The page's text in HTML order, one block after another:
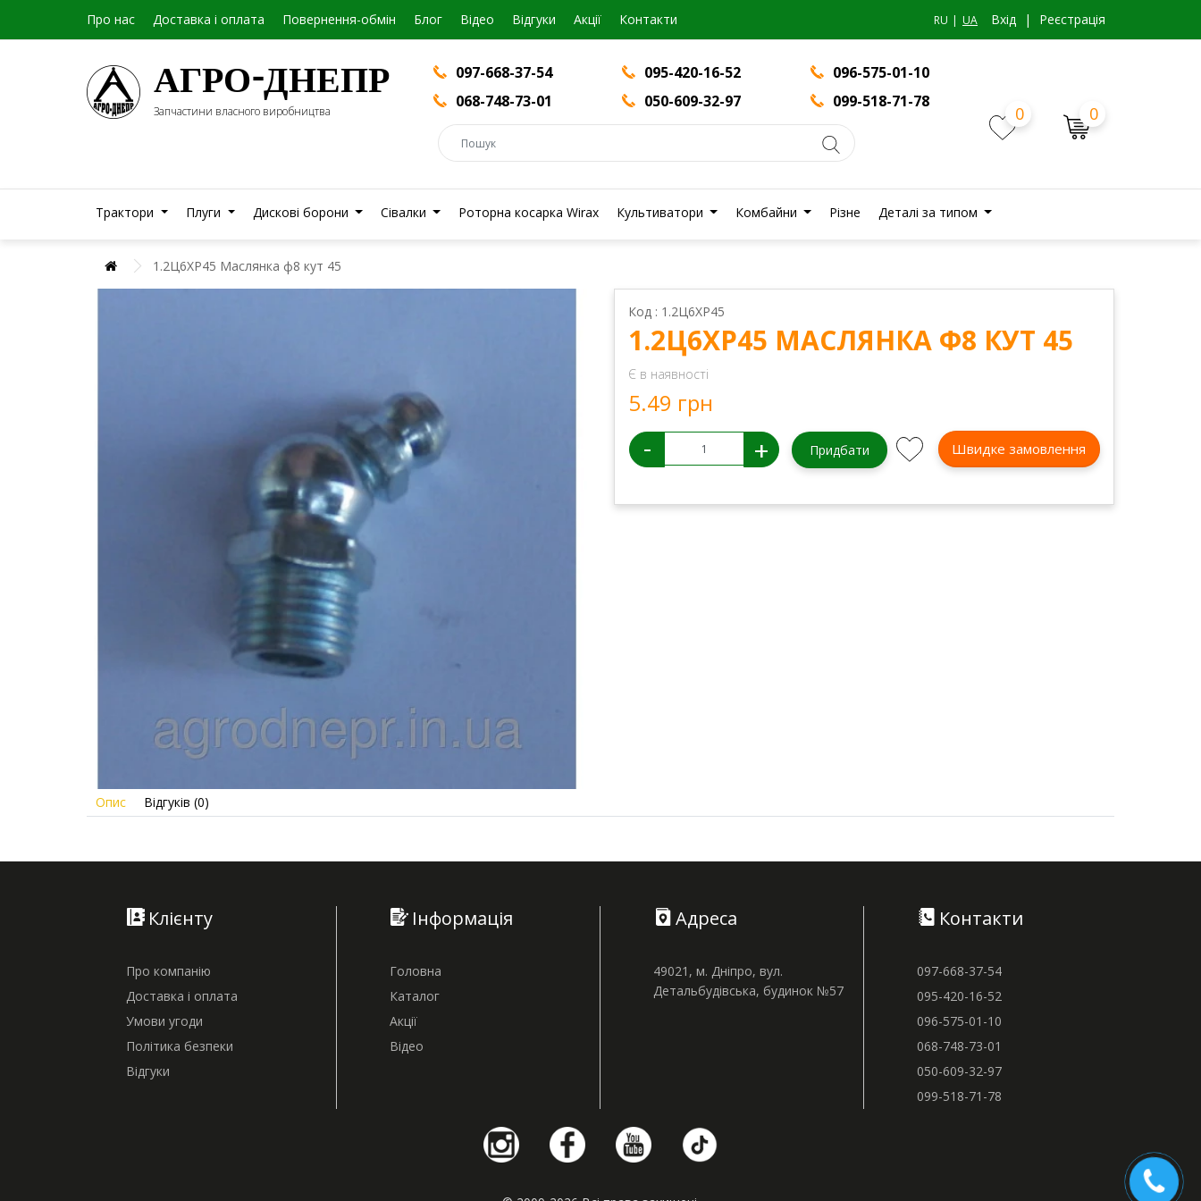
Про нас Доставка і оплата Повернення-обмін Блог Вiдео Відгуки Акції Контакти RU UA Вхiд | Реєстрація
АГРО-ДНЕПР
Запчастини власного виробництва
097-668-37-54 095-420-16-52
096-575-01-10
068-748-73-01
050-609-32-97 099-518-71-78
0 0
Трактори Плуги Дискові борони Сівалки Роторна косарка Wirax Культиватори Комбайни Різне Деталі за типом
1.2Ц6ХР45 Маслянка ф8 кут 45
Код : 1.2Ц6ХР45
1.2Ц6ХР45 МАСЛЯНКА Ф8 КУТ 45
Є в наявності
5.49 грн
- + Придбати Швидке замовлення
Опис Відгуків (0)
Клієнту
Про компанію
Доставка і оплата
Умови угоди
Політика безпеки
Відгуки
Інформація
Головна
Каталог
Акції
Відео
Адреса
49021, м. Дніпро, вул.
Детальбудівська, будинок №57
Контакти
097-668-37-54
095-420-16-52
096-575-01-10
068-748-73-01
050-609-32-97
099-518-71-78